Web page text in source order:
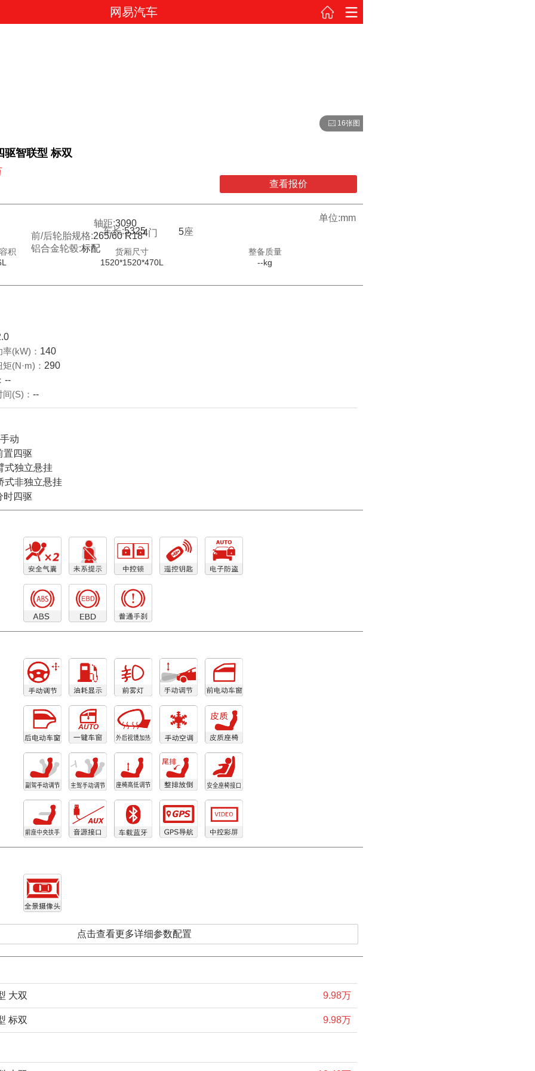
网易汽车
16张图
驱智联型 标双
查看报价
单位:mm
车长:5325 5座
4门
轴距:3090
前/后轮胎规格:265/60 R18
铝合金轮毂:标配
积
货厢尺寸
1520*1520*470L
整备质量
--kg
(kW)： 140
(N·m)： 290
--
(S)： --
动
置四驱
式独立悬挂
式非独立悬挂
时四驱
点击查看更多详细参数配置
大双 9.98万
标双 9.98万